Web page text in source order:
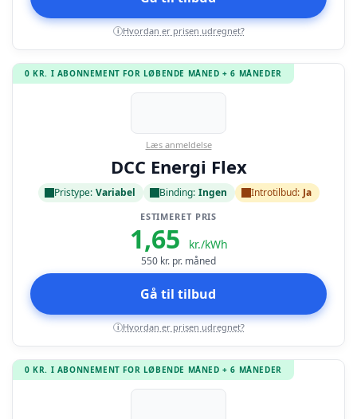
i Hvordan er prisen udregnet?
0 KR. I ABONNEMENT FOR LØBENDE MÅNED + 6 MÅNEDER
Læs anmeldelse
DCC Energi Flex
Pristype: Variabel Binding: Ingen Introtilbud: Ja
ESTIMERET PRIS
1,65 kr./kWh
550 kr. pr. måned
Gå til tilbud
i Hvordan er prisen udregnet?
0 KR. I ABONNEMENT FOR LØBENDE MÅNED + 6 MÅNEDER